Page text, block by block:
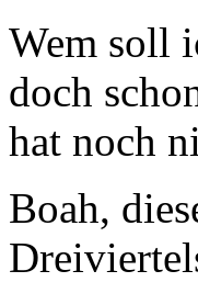
Wem soll
doch
hat noch
Boah,